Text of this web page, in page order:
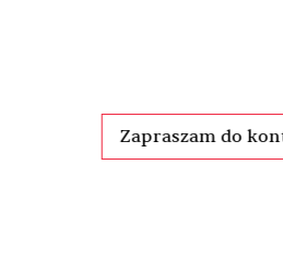
Zapraszam do